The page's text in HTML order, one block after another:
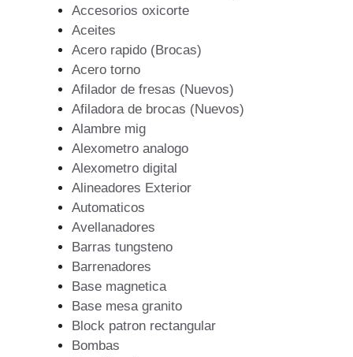
Accesorios oxicorte
Aceites
Acero rapido (Brocas)
Acero torno
Afilador de fresas (Nuevos)
Afiladora de brocas (Nuevos)
Alambre mig
Alexometro analogo
Alexometro digital
Alineadores Exterior
Automaticos
Avellanadores
Barras tungsteno
Barrenadores
Base magnetica
Base mesa granito
Block patron rectangular
Bombas